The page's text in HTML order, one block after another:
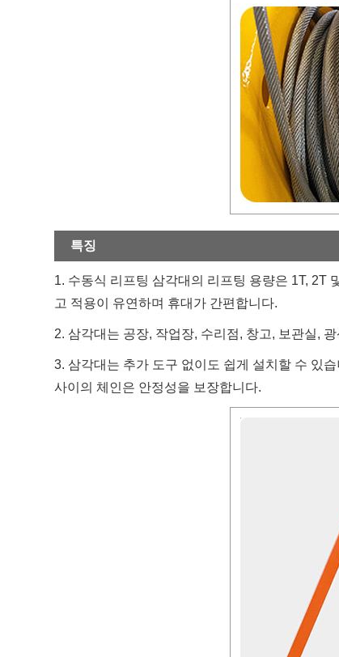
특징
1. 수동식 리프팅 삼각대의 리프팅 용량은 1T, 2T
고 적용이 유연하며 휴대가 간편합니다.
2. 삼각대는 공장, 작업장, 수리점, 창고, 보관실,
3. 삼각대는 추가 도구 없이도 쉽게 설치할 수 있
사이의 체인은 안정성을 보장합니다.